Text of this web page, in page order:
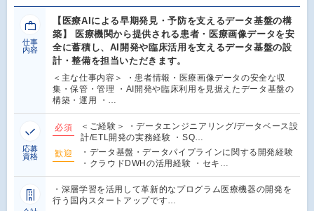
仕事
内容
【医療AIによる早期発見・予防を支えるデータ基盤の構
築】 医療機関から提供される患者・医療画像データを安
全に蓄積し、AI開発や臨床活用を支えるデータ基盤の設
計・整備を担当いただきます。
＜主な仕事内容＞ ・患者情報・医療画像データの安全な収
集・保管・管理 ・AI開発や臨床利用を見据えたデータ基盤の
構築・運用 ・…
応募
資格
必須
＜ご経験＞ ・データエンジニアリング/データベース設
計/ETL開発の実務経験 ・SQ…
歓迎
・データ基盤・データパイプラインに関する開発経験
・クラウドDWHの活用経験 ・セキ…
・深層学習を活用して革新的なプログラム医療機器の開発を
行う国内スタートアップです…